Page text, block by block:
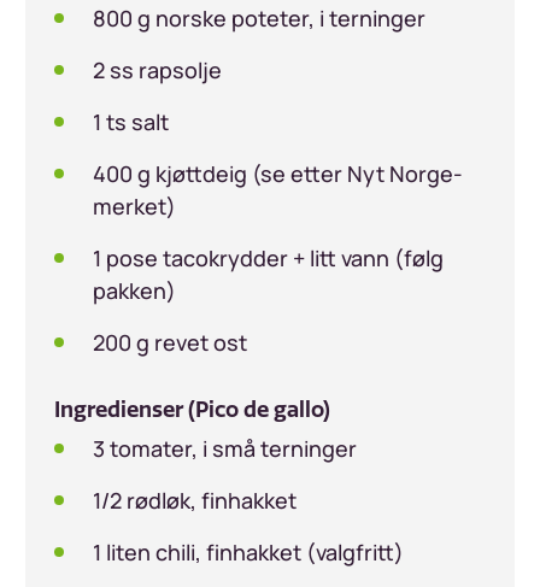
800 g norske poteter, i terninger
2 ss rapsolje
1 ts salt
400 g kjøttdeig (se etter Nyt Norge-
merket)
1 pose tacokrydder + litt vann (følg
pakken)
200 g revet ost
Ingredienser (Pico de gallo)
3 tomater, i små terninger
1/2 rødløk, finhakket
1 liten chili, finhakket (valgfritt)